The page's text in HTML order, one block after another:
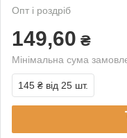
Опт і роздріб
149,60 ₴
Мінімальна сума
145 ₴ від 25 шт.